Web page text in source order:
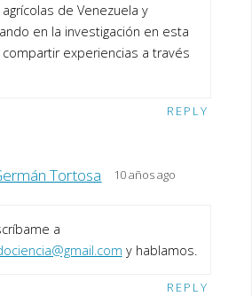
de Venezuela y
en la investigación en esta
experiencias a través
REPLY
Tortosa 10 años ago
a
y hablamos.
REPLY